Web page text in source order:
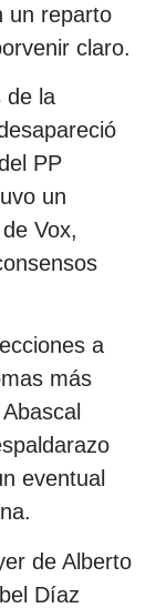
un reparto
claro.
de la
PP
un
Vox,
a
más
eventual
de Alberto
Díaz